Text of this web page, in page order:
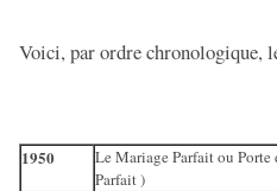
Voici, par ordre chronologique,
1950
Le Mariage Parfait ou
Parfait )